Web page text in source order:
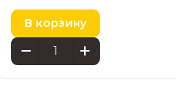
В корзину